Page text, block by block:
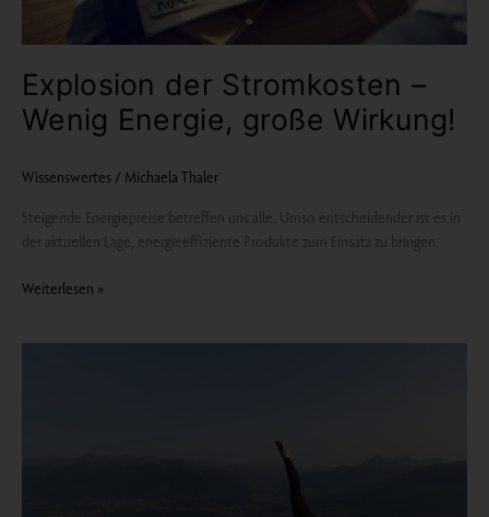
Explosion der Stromkosten –
Wenig Energie, große Wirkung!
Wissenswertes / Michaela Thaler
Steigende Energiepreise betreffen uns alle. Umso entscheidender ist es in
der aktuellen Lage, energieeffiziente Produkte zum Einsatz zu bringen.
Weiterlesen »